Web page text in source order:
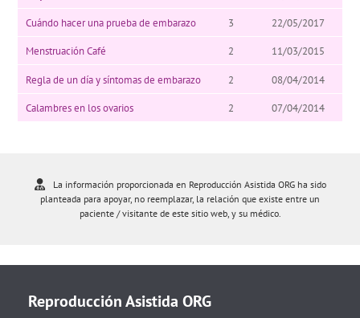
Cuándo hacer una prueba de embarazo 3 22/05/2017
Menstruación Café 2 11/03/2015
Regla de un día y síntomas de embarazo 2 08/04/2014
Calambres en los ovarios 2 07/04/2014
La información proporcionada en Reproducción Asistida ORG ha sido
planteada para apoyar, no reemplazar, la relación que existe entre un
paciente / visitante de este sitio web, y su médico.
Reproducción Asistida ORG